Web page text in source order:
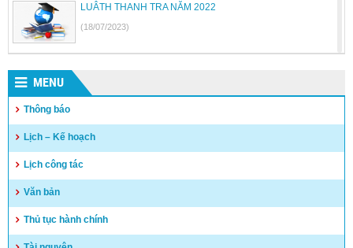
LUÂTH THANH TRA NĂM 2022
(18/07/2023)
(26/06/2023)
Quyết định công khai quyết toán thu chi NSNN năm 2022
(04/05/2023)
MENU
Thông báo
Lịch – Kế hoạch
Lịch công tác
Văn bản
Thủ tục hành chính